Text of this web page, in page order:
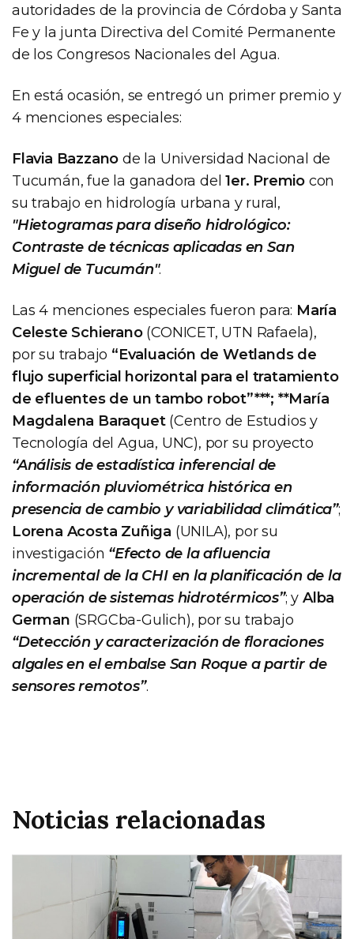
autoridades de la provincia de Córdoba y Santa
Fe y la junta Directiva del Comité Permanente
de los Congresos Nacionales del Agua.
En está ocasión, se entregó un primer premio y
4 menciones especiales:
Flavia Bazzano de la Universidad Nacional de
Tucumán, fue la ganadora del1er. Premio con
su trabajo en hidrología urbana y rural,
"Hietogramas para diseño hidrológico:
Contraste de técnicas aplicadas en San
Miguel de Tucumán".
Las 4 menciones especiales fueron para: María
Celeste Schierano(CONICET, UTN Rafaela),
por su trabajo “Evaluación de Wetlands de
flujo superficial horizontal para el tratamiento
de efluentes de un tambo robot”***; **María
Magdalena Baraquet(Centro de Estudios y
Tecnología del Agua, UNC), por su proyecto
“Análisis de estadística inferencial de
información pluviométrica histórica en
presencia de cambio y variabilidad climática”;
Lorena Acosta Zuñiga (UNILA), por su
investigación “Efecto de la afluencia
incremental de la CHI en la planificación de la
operación de sistemas hidrotérmicos”; yAlba
German (SRGCba-Gulich), por su trabajo
“Detección y caracterización de floraciones
algales en el embalse San Roque a partir de
sensores remotos”.
Noticias relacionadas